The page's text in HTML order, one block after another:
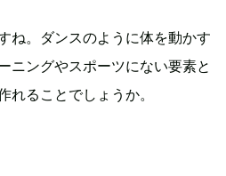
ね。ダンスのように体を動かす
ニングやスポーツにない要素と
れることでしょうか。